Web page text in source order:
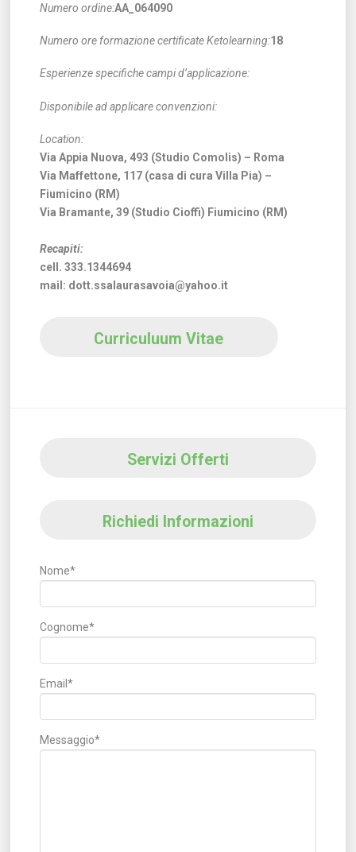
Numero ordine:AA_064090
Numero ore formazione certificate Ketolearning:18
Esperienze specifiche campi d’applicazione:
Disponibile ad applicare convenzioni:
Location:
Via Appia Nuova, 493 (Studio Comolis) – Roma
Via Maffettone, 117 (casa di cura Villa Pia) –
Fiumicino (RM)
Via Bramante, 39 (Studio Cioffi) Fiumicino (RM)
Recapiti:
cell. 333.1344694
mail: dott.ssalaurasavoia@yahoo.it
Curriculuum Vitae
Servizi Offerti
Richiedi Informazioni
Nome*
Cognome*
Email*
Messaggio*